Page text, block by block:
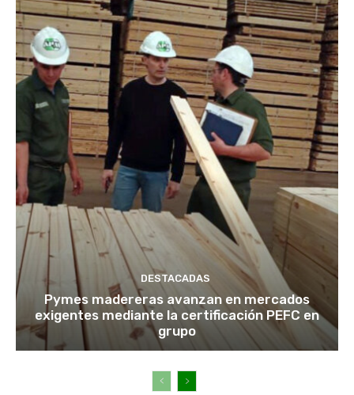
DESTACADAS
Pymes madereras avanzan en mercados
exigentes mediante la certificación PEFC en
grupo